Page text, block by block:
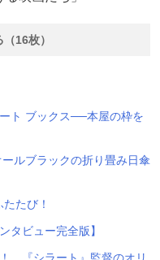
16枚）
ト ブックス──本屋の枠を
ルブラックの折り畳み日傘
たび！
タビュー完全版】
『シラート』監督のオリ